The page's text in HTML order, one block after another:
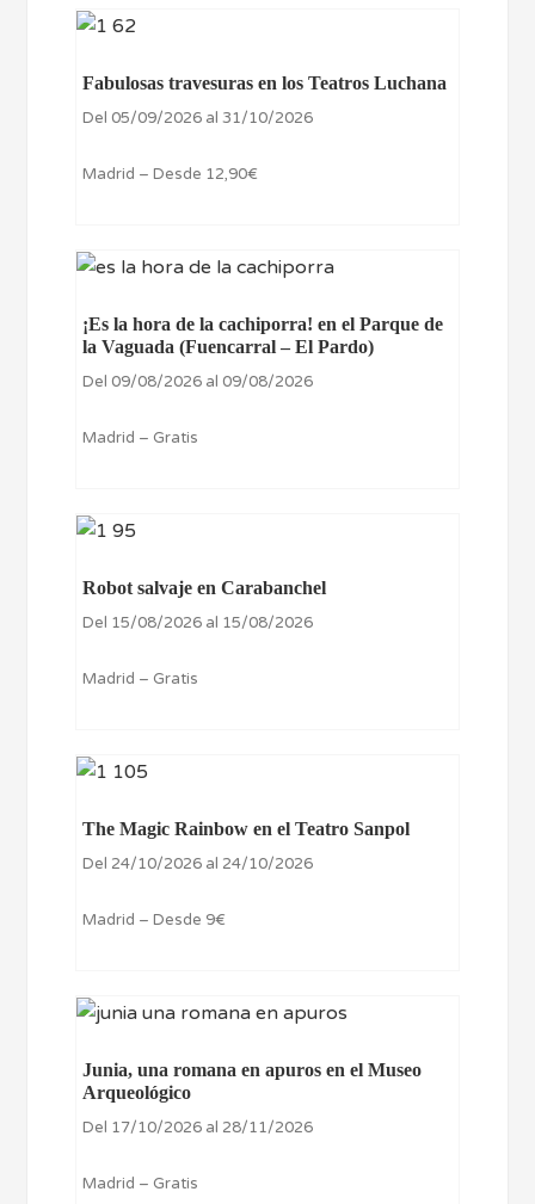
Fabulosas travesuras en los Teatros Luchana
Del 05/09/2026 al 31/10/2026
Madrid – Desde 12,90€
¡Es la hora de la cachiporra! en el Parque de
la Vaguada (Fuencarral – El Pardo)
Del 09/08/2026 al 09/08/2026
Madrid – Gratis
Robot salvaje en Carabanchel
Del 15/08/2026 al 15/08/2026
Madrid – Gratis
The Magic Rainbow en el Teatro Sanpol
Del 24/10/2026 al 24/10/2026
Madrid – Desde 9€
Junia, una romana en apuros en el Museo
Arqueológico
Del 17/10/2026 al 28/11/2026
Madrid – Gratis